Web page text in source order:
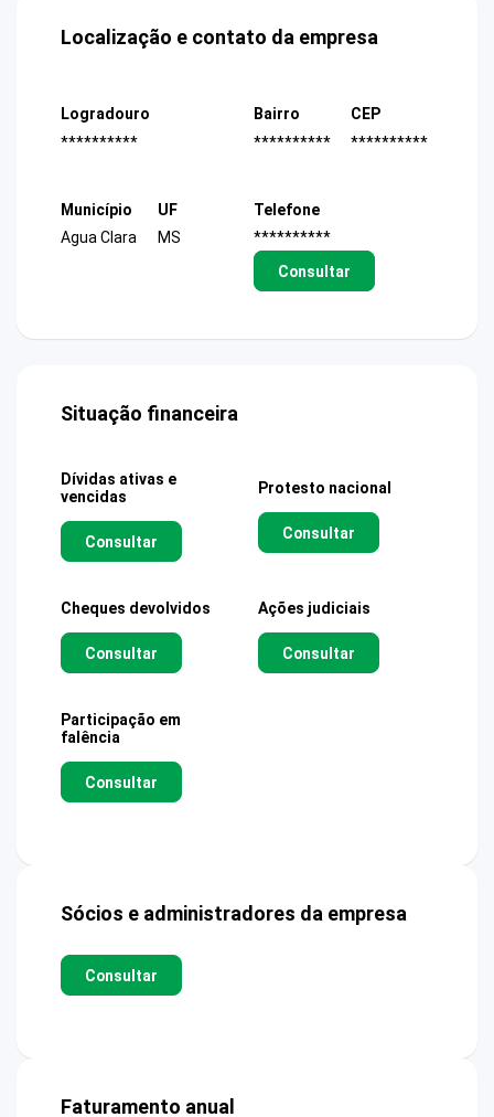
Localização e contato da empresa
Logradouro
**********
Bairro
**********
CEP
**********
Município
Agua Clara
UF
MS
Telefone
**********
Consultar
Situação financeira
Dívidas ativas e
vencidas
Consultar
Protesto nacional
Consultar
Cheques devolvidos
Consultar
Ações judiciais
Consultar
Participação em
falência
Consultar
Sócios e administradores da empresa
Consultar
Faturamento anual